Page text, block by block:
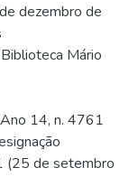
dezembro de
Mário
14, n. 4761
(25 de setembro